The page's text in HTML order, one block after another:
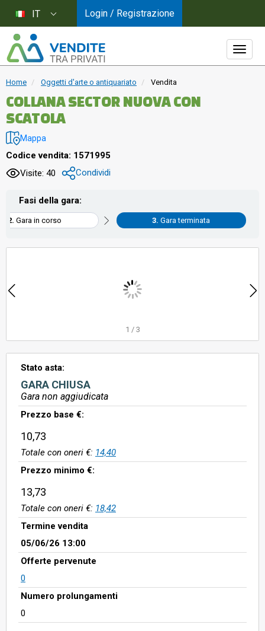
Home Oggetti d'arte o antiquariato Vendita
COLLANA SECTOR NUOVA CON
SCATOLA
Mappa
Codice vendita: 1571995
Visite: 40
Condividi
Fasi della gara:
Gara in corso Gara terminata
1 / 3
Stato asta:
GARA CHIUSA
Gara non aggiudicata
Prezzo base €:
10,73
Totale con oneri €: 14,40
Prezzo minimo €:
13,73
Totale con oneri €: 18,42
Termine vendita
05/06/26 13:00
Offerte pervenute
0
Numero prolungamenti
0
IT Login / Registrazione